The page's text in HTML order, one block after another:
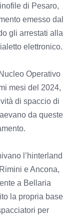
di Pesaro,
emesso dal
gli arrestati alla
elettronico.
Operativo
mesi del 2024,
di spaccio di
da queste
l’hinterland
e Ancona,
a Bellaria
la propria base
per